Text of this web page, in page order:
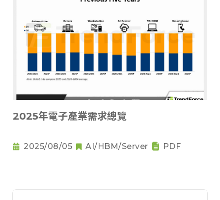
2025年電子產業需求總覽
2025/08/05 AI/HBM/Server PDF